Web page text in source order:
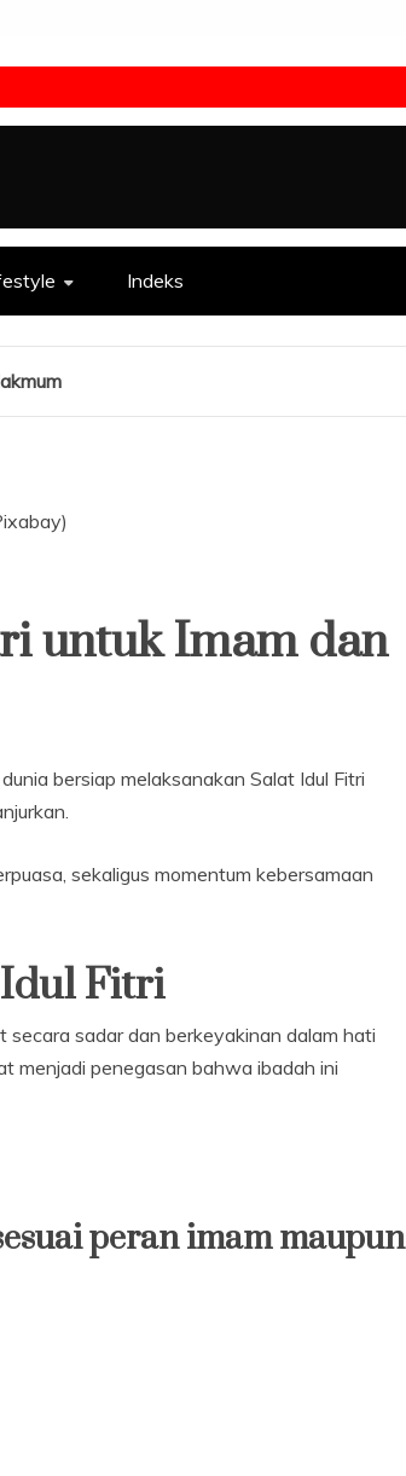
Indeks
untuk Imam dan
bersiap melaksanakan Salat Idul Fitri
sekaligus momentum kebersamaan
Idul Fitri
secara sadar dan berkeyakinan dalam hati
menjadi penegasan bahwa ibadah ini
peran imam maupun